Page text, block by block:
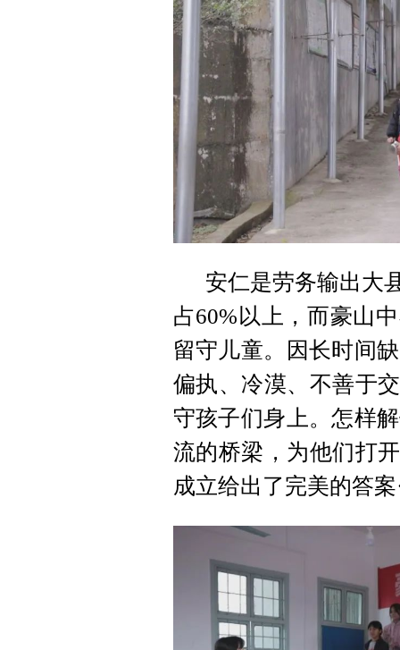
安仁是劳务输出大
占60%以上，而豪山
留守儿童。因长时间
偏执、冷漠、不善于交
守孩子们身上。怎样
流的桥梁，为他们打
成立给出了完美的答案